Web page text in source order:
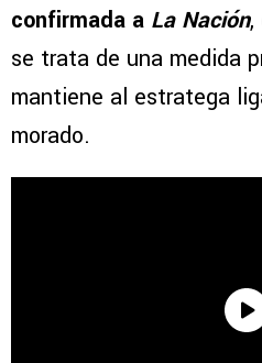
confirmada a La Nación,
se trata de una medida
mantiene al estratega
morado.